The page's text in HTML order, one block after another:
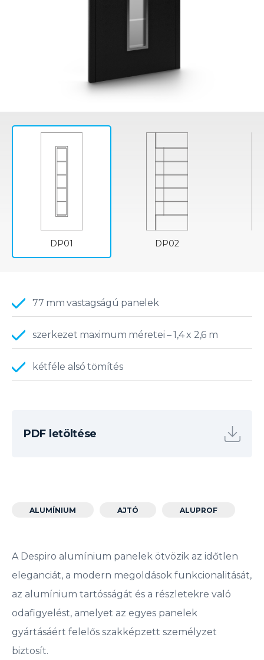
DP01 DP02
77 mm vastagságú panelek
szerkezet maximum méretei – 1,4 x 2,6 m
kétféle alsó tömítés
PDF letöltése
ALUMÍNIUM AJTÓ ALUPROF
A Despiro alumínium panelek ötvözik az időtlen
eleganciát, a modern megoldások funkcionalitását,
az alumínium tartósságát és a részletekre való
odafigyelést, amelyet az egyes panelek
gyártásáért felelős szakképzett személyzet
biztosít.